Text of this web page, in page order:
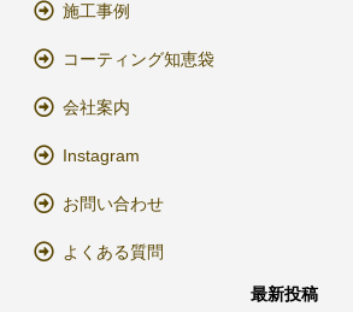
施工事例
コーティング知恵袋
会社案内
Instagram
お問い合わせ
よくある質問
最新投稿